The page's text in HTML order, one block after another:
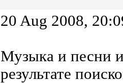
20 Aug 2008,
Музыка и песни
результате